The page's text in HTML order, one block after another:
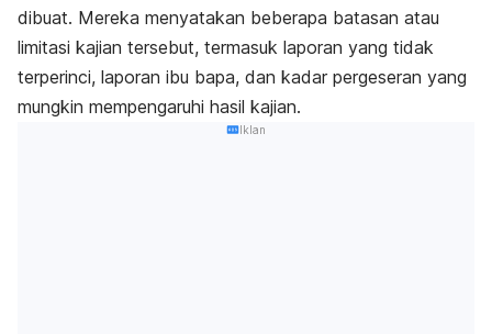
dibuat. Mereka menyatakan beberapa batasan atau
limitasi kajian tersebut, termasuk laporan yang tidak
terperinci, laporan ibu bapa, dan kadar pergeseran yang
mungkin mempengaruhi hasil kajian.
Iklan